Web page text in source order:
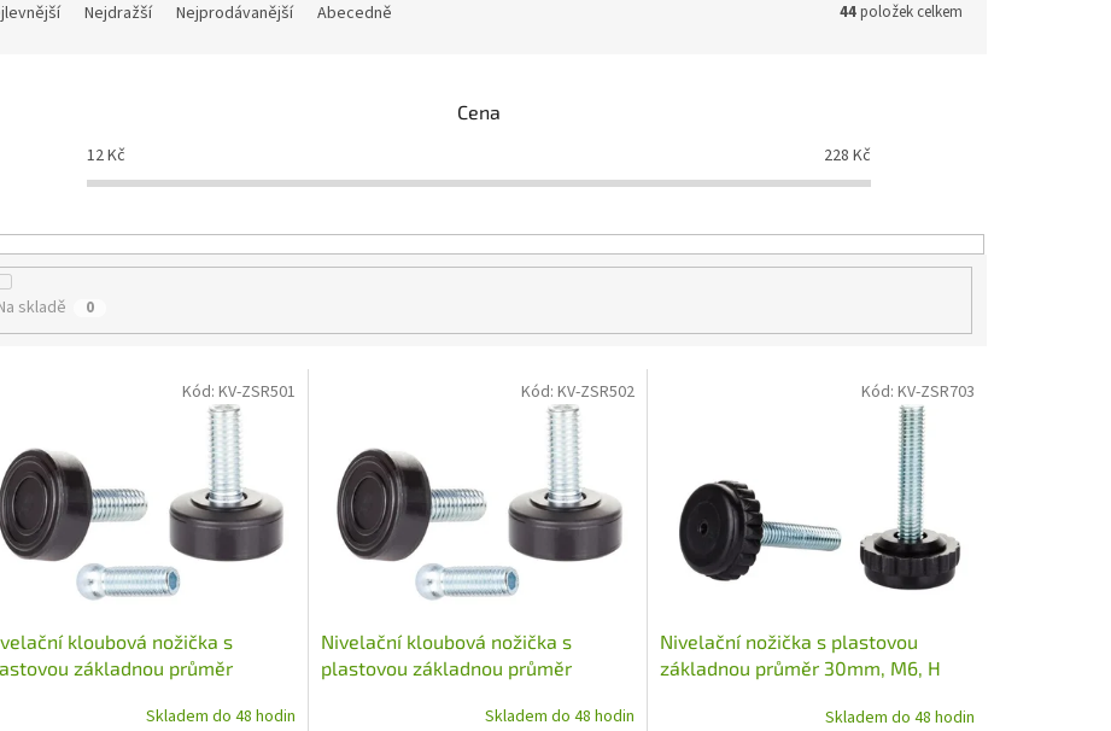
Nejdražší Nejprodávanější Abecedně 44položek celkem
Cena
12Kč 228 Kč
skladě 0
kloubová nožička s
základnou průměr
Skladem do 48 hodin
Kód: KV-ZSR501
Nivelační kloubová nožička s
plastovou základnou průměr
Skladem do 48 hodin
Kód: KV-ZSR502
Nivelační nožička s plastovou
základnou průměr 30mm, M6, H
Skladem do 48 hodin
Kód: KV-ZSR703